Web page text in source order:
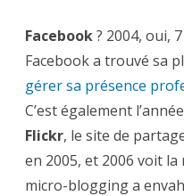
Facebook? 2004, oui,
Facebook a trouvé sa
gérer sa présence
C’est également
Flickr, le site de
en 2005, et 2006 voit la
micro-blogging a